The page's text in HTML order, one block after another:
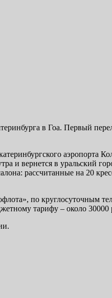
в Гоа. Первый
аэропорта
и вернется в уральский
рассчитанные на 20
по круглосуточным
тарифу – около 30000